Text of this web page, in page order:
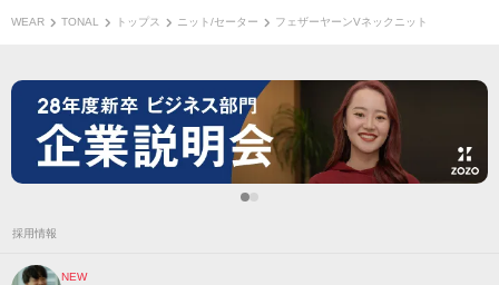
WEAR TONAL トップス ニット/セーター フェザーヤーンVネックニット
採用情報
NEW